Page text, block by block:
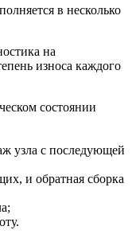
в несколько
на
износа каждого
состоянии
узла с последующей
и обратная сборка